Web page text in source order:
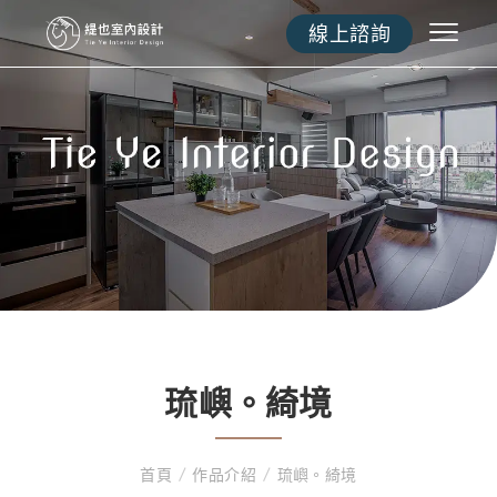
線上諮詢
琉嶼。綺境
首頁 / 作品介紹 / 琉嶼。綺境